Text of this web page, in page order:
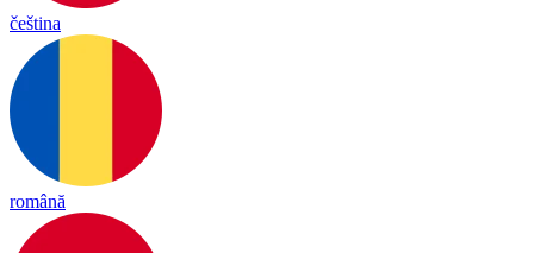
čeština
română